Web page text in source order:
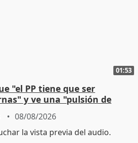
01:53
"el PP tiene que ser
y ve una "pulsión de
08/08/2026